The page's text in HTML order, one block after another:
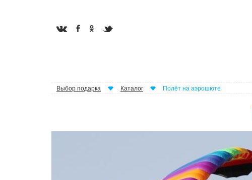
Выбор подарка Каталог Полёт на аэрошюте